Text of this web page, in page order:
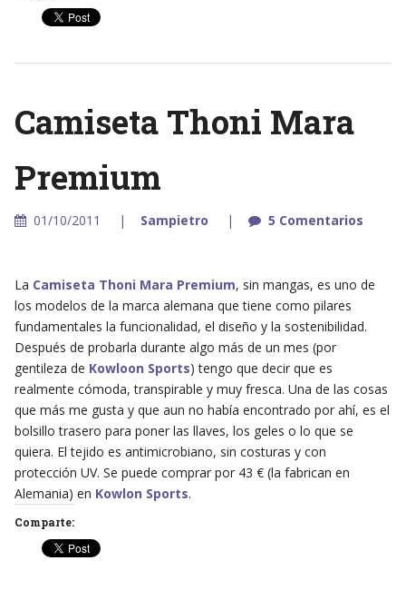
Camiseta Thoni Mara
Premium
01/10/2011 Sampietro 5 Comentarios
La Camiseta Thoni Mara Premium, sin mangas, es uno de
los modelos de la marca alemana que tiene como pilares
fundamentales la funcionalidad, el diseño y la sostenibilidad.
Después de probarla durante algo más de un mes (por
gentileza de Kowloon Sports) tengo que decir que es
realmente cómoda, transpirable y muy fresca. Una de las cosas
que más me gusta y que aun no había encontrado por ahí, es el
bolsillo trasero para poner las llaves, los geles o lo que se
quiera. El tejido es antimicrobiano, sin costuras y con
protección UV. Se puede comprar por 43 € (la fabrican en
Alemania) en Kowlon Sports.
Comparte: